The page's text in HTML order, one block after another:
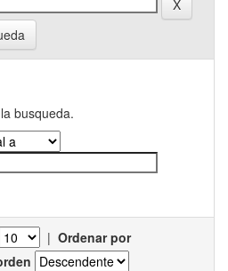
busqueda.
| Ordenar por